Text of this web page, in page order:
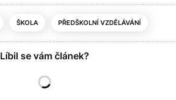
ŠKOLA PŘEDŠKOLNÍ VZDĚLÁVÁNÍ
Líbil se vám článek?